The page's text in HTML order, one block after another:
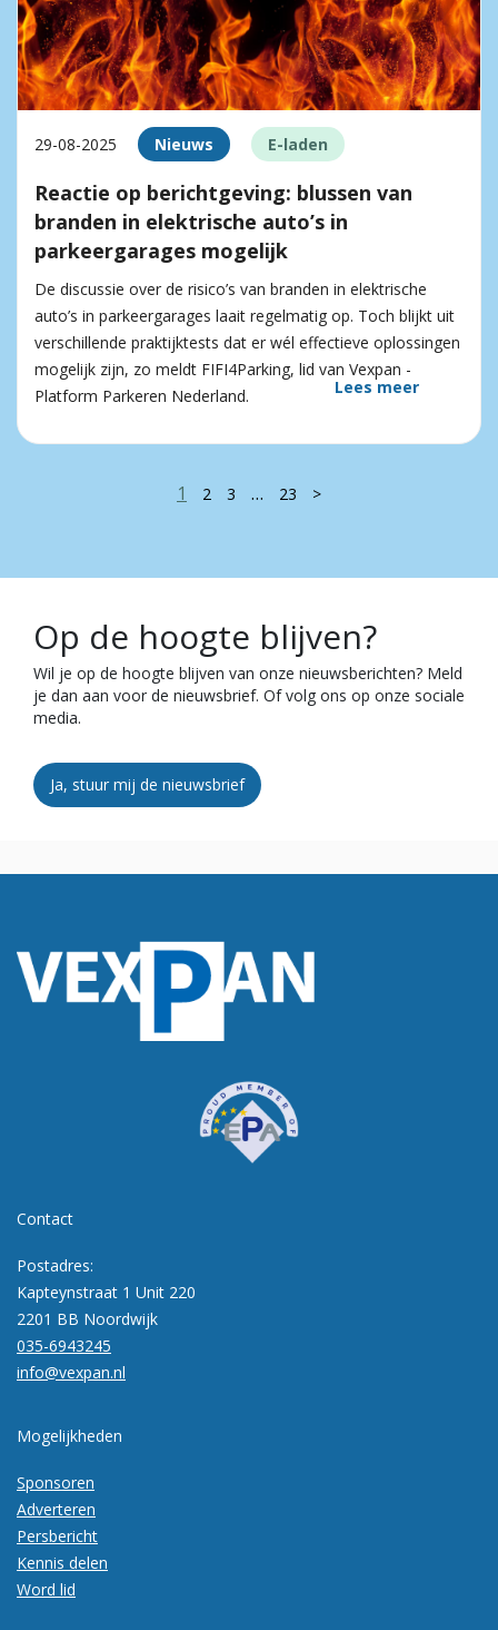
29-08-2025 Nieuws E-laden
Reactie op berichtgeving: blussen van
branden in elektrische auto’s in
parkeergarages mogelijk
De discussie over de risico’s van branden in elektrische
auto’s in parkeergarages laait regelmatig op. Toch blijkt uit
verschillende praktijktests dat er wél effectieve oplossingen
mogelijk zijn, zo meldt FIFI4Parking, lid van Vexpan -
Platform Parkeren Nederland.
Lees meer
1 2 3 … 23 >
Op de hoogte blijven?
Wil je op de hoogte blijven van onze nieuwsberichten? Meld
je dan aan voor de nieuwsbrief. Of volg ons op onze sociale
media.
Ja, stuur mij de nieuwsbrief
Contact
Postadres:
Kapteynstraat 1 Unit 220
2201 BB Noordwijk
035-6943245
info@vexpan.nl
Mogelijkheden
Sponsoren
Adverteren
Persbericht
Kennis delen
Word lid